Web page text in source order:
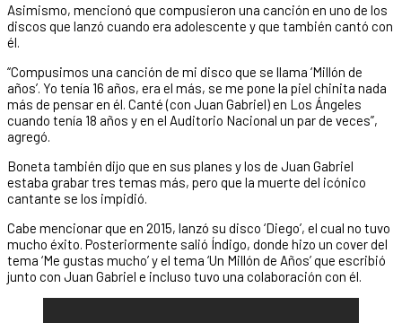
Asimismo, mencionó que compusieron una canción en uno de los
discos que lanzó cuando era adolescente y que también cantó con
él.
“Compusimos una canción de mi disco que se llama ‘Millón de
años’. Yo tenía 16 años, era el más, se me pone la piel chinita nada
más de pensar en él. Canté (con Juan Gabriel) en Los Ángeles
cuando tenía 18 años y en el Auditorio Nacional un par de veces”,
agregó.
Boneta también dijo que en sus planes y los de Juan Gabriel
estaba grabar tres temas más, pero que la muerte del icónico
cantante se los impidió.
Cabe mencionar que en 2015, lanzó su disco ‘Diego’, el cual no tuvo
mucho éxito. Posteriormente salió Índigo, donde hizo un cover del
tema ‘Me gustas mucho’ y el tema ‘Un Millón de Años’ que escribió
junto con Juan Gabriel e incluso tuvo una colaboración con él.